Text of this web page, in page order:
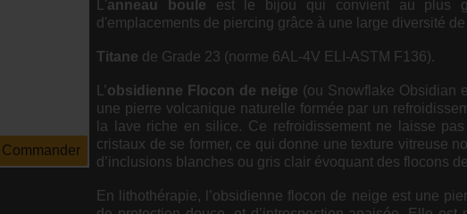
Commander
L'anneau boule est le bijou qui convient au plus
d'emplacements de piercing grâce à une large diversité
Titane de Grade 23 (norme 6AL-4V ELI-ASTM F136).
L’obsidienne Flocon de neige (ou Snowflake Obsidian
une pierre volcanique naturelle formée par un
la lave riche en silice. Ce refroidissement ne laisse
cristaux de se former, ce qui donne une texture vitreuse
d’inclusions blanches ou gris clair évoquant des flocons
En lithothérapie, l’obsidienne flocon de neige est une